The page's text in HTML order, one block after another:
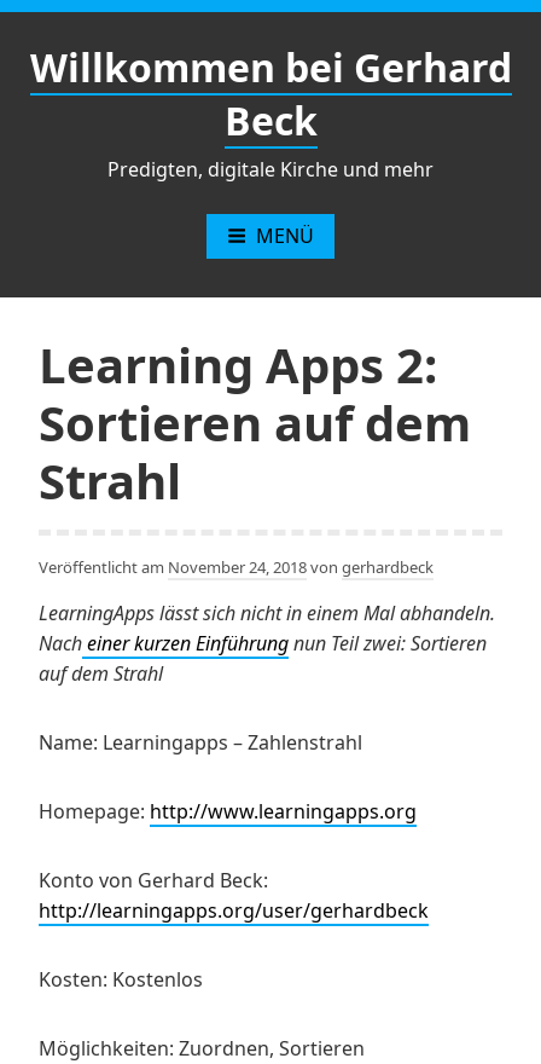
Zum
springen
Willkommen bei Gerhard
Beck
Predigten, digitale Kirche und mehr
MENÜ
Learning Apps 2:
Sortieren auf dem
Strahl
Veröffentlicht am November 24, 2018von gerhardbeck
LearningApps lässt sich nicht in einem Mal abhandeln.
Nacheiner kurzen Einführungnun Teil zwei: Sortieren
auf dem Strahl
Name: Learningapps – Zahlenstrahl
Homepage: http://www.learningapps.org
Konto von Gerhard Beck:
http://learningapps.org/user/gerhardbeck
Kosten: Kostenlos
Möglichkeiten: Zuordnen, Sortieren